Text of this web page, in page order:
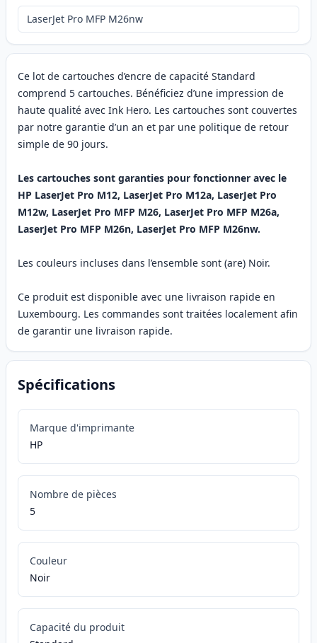
Ce lot de cartouches d’encre de capacité Standard
comprend 5 cartouches. Bénéficiez d’une impression de
haute qualité avec Ink Hero. Les cartouches sont couvertes
par notre garantie d’un an et par une politique de retour
simple de 90 jours.
Les cartouches sont garanties pour fonctionner avec le
HP LaserJet Pro M12, LaserJet Pro M12a, LaserJet Pro
M12w, LaserJet Pro MFP M26, LaserJet Pro MFP M26a,
LaserJet Pro MFP M26n, LaserJet Pro MFP M26nw.
Les couleurs incluses dans l’ensemble sont (are) Noir.
Ce produit est disponible avec une livraison rapide en
Luxembourg. Les commandes sont traitées localement afin
de garantir une livraison rapide.
Spécifications
Marque d'imprimante
HP
Nombre de pièces
5
Couleur
Noir
Capacité du produit
LaserJet Pro MFP M26nw